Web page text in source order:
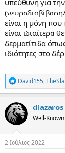
υπεύθυνη για
είναι η μόνη
είναι ιδιαίτερα
δερματίτιδα όπως
ιδιότητες στο
R
e
a
c
t
i
o
n
s
David155,
dlazaros
Well-
2 Ιούλιος 2022